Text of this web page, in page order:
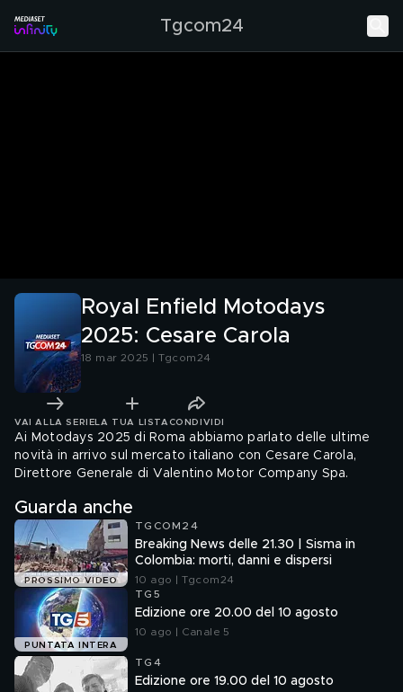
Tgcom24
Royal Enfield Motodays
2025: Cesare Carola
18 mar 2025 | Tgcom24
VAI ALLA SERIE LA TUA LISTA CONDIVIDI
Ai Motodays 2025 di Roma abbiamo parlato delle ultime
novità in arrivo sul mercato italiano con Cesare Carola,
Direttore Generale di Valentino Motor Company Spa.
Guarda anche
PROSSIMO VIDEO
TGCOM24
Breaking News delle 21.30 | Sisma in
Colombia: morti, danni e dispersi
10 ago | Tgcom24
PUNTATA INTERA
TG5
Edizione ore 20.00 del 10 agosto
10 ago | Canale 5
TG4
Edizione ore 19.00 del 10 agosto